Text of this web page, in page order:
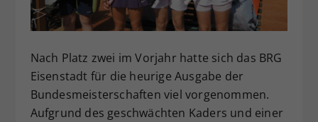
Nach Platz zwei im Vorjahr hatte sich das BRG
Eisenstadt für die heurige Ausgabe der
Bundesmeisterschaften viel vorgenommen.
Aufgrund des geschwächten Kaders und einer
Zweck
Dieser Wert speichert Ihre Consent-
Einstellungen. Unter anderem eine
historische Speicherung Ihrer
vorgenommen Einstellungen, falls der
Webseiten-Betreiber dies eingestellt
hat.